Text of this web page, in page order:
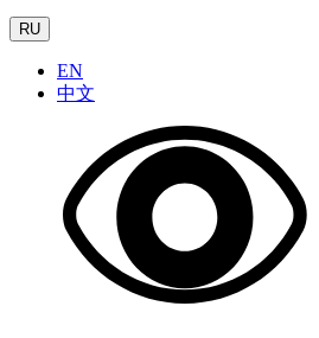
RU
EN
中文